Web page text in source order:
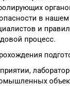
в
и
процесс.